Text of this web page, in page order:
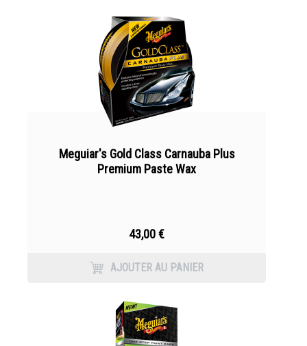
Meguiar's Gold Class Carnauba Plus
Premium Paste Wax
43,00 €
AJOUTER AU PANIER